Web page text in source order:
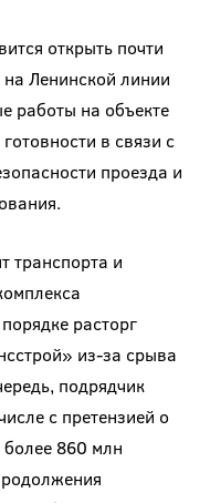
открыть почти
Ленинской линии
работы на объекте
в связи с
проезда и
транспорта и
расторг
из-за срыва
подрядчик
с претензией о
860 млн